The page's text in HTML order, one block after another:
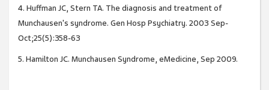
4. Huffman JC, Stern TA. The diagnosis and treatment of
Munchausen's syndrome. Gen Hosp Psychiatry. 2003 Sep-
Oct;25(5):358-63
5. Hamilton JC. Munchausen Syndrome, eMedicine, Sep 2009.